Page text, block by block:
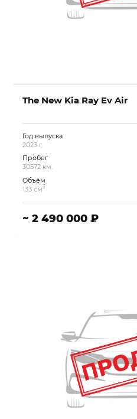
The New Kia Ray Ev Air
Год выпуска
2023 г.
Пробег
30572 км.
Объём
133 см3
~ 2 490 000 ₽